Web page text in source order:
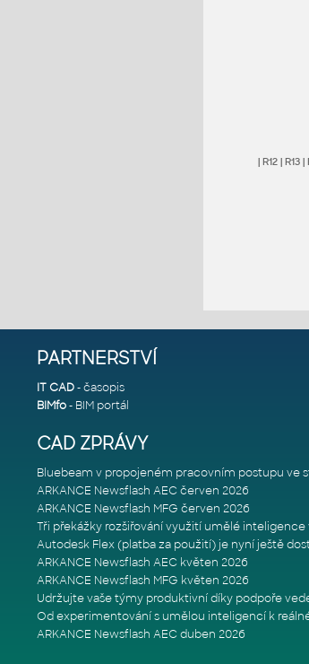
| R12| R13|
PARTNERSTVÍ
IT CAD- časopis
BIMfo- BIM portál
CAD ZPRÁVY
ARKANCE Newsflash AEC červen 2026
ARKANCE Newsflash MFG červen 2026
ARKANCE Newsflash AEC květen 2026
ARKANCE Newsflash MFG květen 2026
ARKANCE Newsflash AEC duben 2026